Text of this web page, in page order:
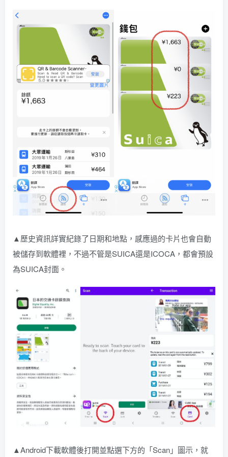
▲歷史資訊詳實紀錄了日期和地點，感應過的卡片也會自動
被儲存到軟體裡，不過不管是SUICA還是ICOCA，都會預設
為SUICA封面。
▲Android下載軟體後打開並點選下方的「Scan」圖示，就